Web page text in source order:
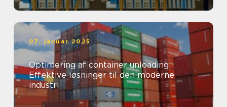
07. januar 2025
Optimering af container unloading:
Effektive løsninger til den moderne
industri